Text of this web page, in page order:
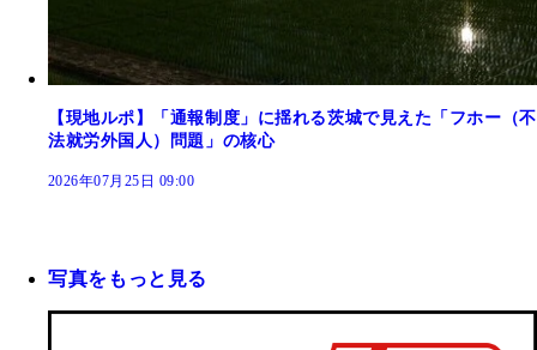
【現地ルポ】「通報制度」に揺れる茨城で見えた「フホー（不
法就労外国人）問題」の核心
2026年07月25日 09:00
写真をもっと見る